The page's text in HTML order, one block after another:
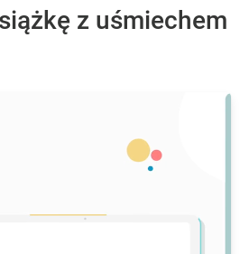
z uśmiechem